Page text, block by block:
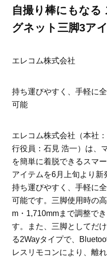
ス学」
自撮り棒にもなる
グネット三脚3ア
エレコム株式会社
持ち運びやすく、手軽に
可能
エレコム株式会社（本社
行役員：石見 浩一）は、
を簡単に着脱できるスマ
アイテムを6月上旬より新
持ち運びやすく、手軽に
可能です。三脚使用時の
m・1,710mmまで調整で
す。また、三脚としてだ
る2Wayタイプで、
レスリモコンにより、離